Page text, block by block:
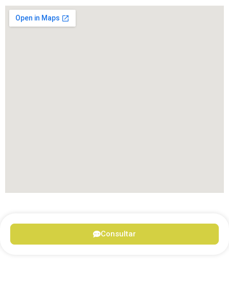
Consultar